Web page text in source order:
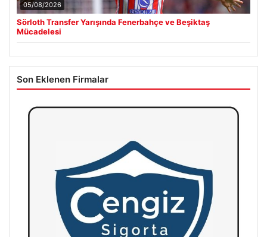
05/08/2026
Sörloth Transfer Yarışında Fenerbahçe ve Beşiktaş
Mücadelesi
Son Eklenen Firmalar